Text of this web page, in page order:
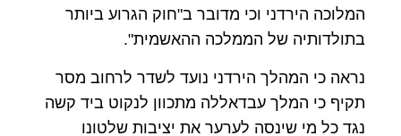
המלוכה הירדני וכי מדובר ב"חוק הגרוע ביותר
בתולדותיה של הממלכה ההאשמית".
נראה כי המהלך הירדני נועד לשדר לרחוב מסר
תקיף כי המלך עבדאללה מתכוון לנקוט ביד קשה
נגד כל מי שינסה לערער את יציבות שלטונו